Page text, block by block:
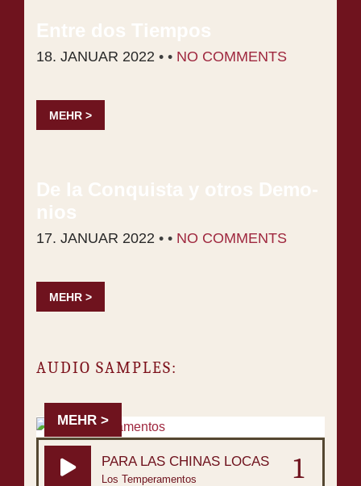
Ent­re dos Tiem­pos
18. JANUAR 2022 • • NO COMMENTS
MEHR >
De la Con­quis­ta y otros De­mo­
ni­os
17. JANUAR 2022 • • NO COMMENTS
MEHR >
AU­DIO SAMPLES:
MEHR >
PARA LAS CHINAS LOCAS
Los Temperamentos 1